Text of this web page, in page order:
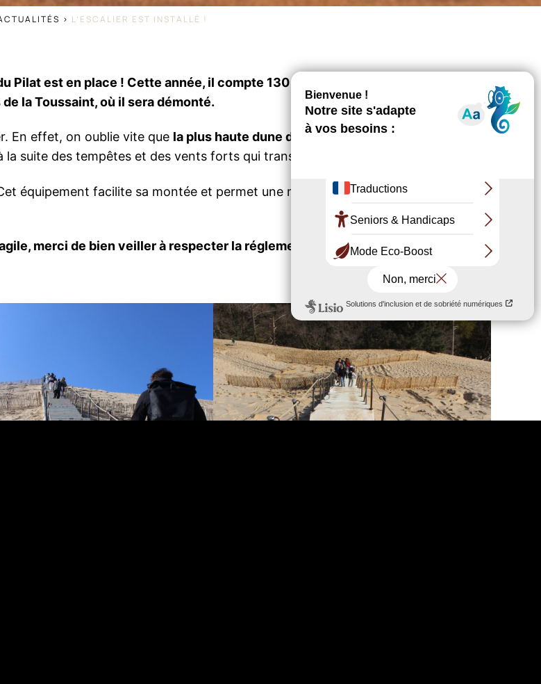
> L’ESCALIER EST INSTALLÉ !
Pilat est en place ! Cette année, il compte 130 marches. Ce fidèle allié des
la Toussaint, où il sera démonté.
En effet, on oublie vite que la plus haute dune d’Europe est mobile et se déplace
la suite des tempêtes et des vents forts qui transportent le sable.
équipement facilite sa montée et permet une meilleure accessibilité à son
merci de bien veiller à respecter la réglementation et à ramener vos